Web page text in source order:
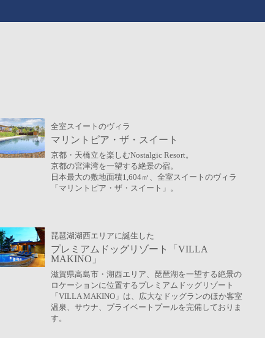
全室スイートのヴィラ
マリントピア・ザ・スイート
京都・天橋立を楽しむNostalgic Resort。
京都の宮津湾を一望する絶景の宿。
日本最大の敷地面積1,604㎡、全室スイートのヴィラ
「マリントピア・ザ・スイート」。
琵琶湖湖西エリアに誕生した
プレミアムドッグリゾート「VILLA
MAKINO」
滋賀県高島市・湖西エリア、琵琶湖を一望する絶景の
ロケーションに位置するプレミアムドッグリゾート
「VILLA MAKINO」は、広大なドッグランのほか客室
温泉、サウナ、プライベートプールを完備しておりま
す。